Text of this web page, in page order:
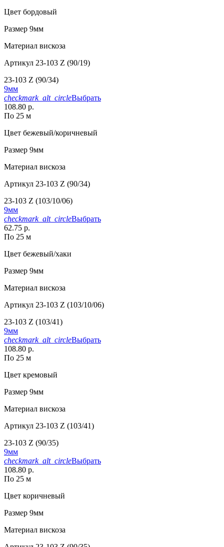
Цвет бордовый
Размер 9мм
Материал вискоза
Артикул 23-103 Z (90/19)
23-103 Z (90/34)
9мм
checkmark_alt_circleВыбрать
108.80 р.
По 25 м
Цвет бежевый/коричневый
Размер 9мм
Материал вискоза
Артикул 23-103 Z (90/34)
23-103 Z (103/10/06)
9мм
checkmark_alt_circleВыбрать
62.75 р.
По 25 м
Цвет бежевый/хаки
Размер 9мм
Материал вискоза
Артикул 23-103 Z (103/10/06)
23-103 Z (103/41)
9мм
checkmark_alt_circleВыбрать
108.80 р.
По 25 м
Цвет кремовый
Размер 9мм
Материал вискоза
Артикул 23-103 Z (103/41)
23-103 Z (90/35)
9мм
checkmark_alt_circleВыбрать
108.80 р.
По 25 м
Цвет коричневый
Размер 9мм
Материал вискоза